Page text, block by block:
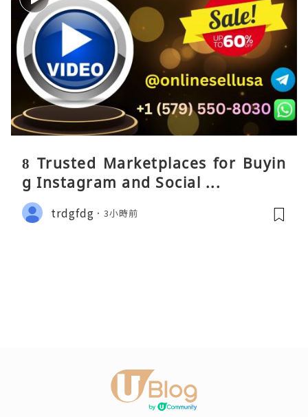
8 Trusted Marketplaces for Buyin
g Instagram and Social ...
trdgfdg 3小時前